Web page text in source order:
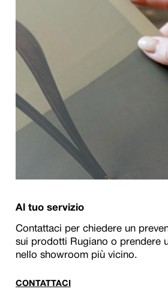
Al tuo servizio
Contattaci per chiedere un
sui prodotti Rugiano o prendere
nello showroom più vicino.
CONTATTACI